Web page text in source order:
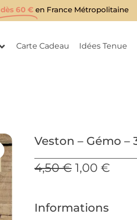
dès 60 € en France Métropolitaine
Carte Cadeau Idées Tenue
Veston – Gémo –
4,50€ 1,00 €
Informations